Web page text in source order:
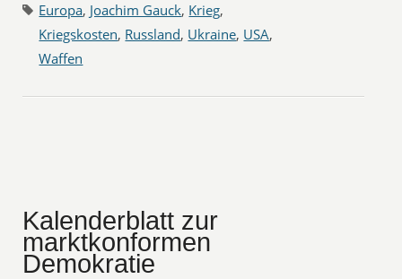
Europa, Joachim Gauck, Krieg,
Kriegskosten, Russland, Ukraine, USA,
Waffen
Kalenderblatt zur
marktkonformen
Demokratie